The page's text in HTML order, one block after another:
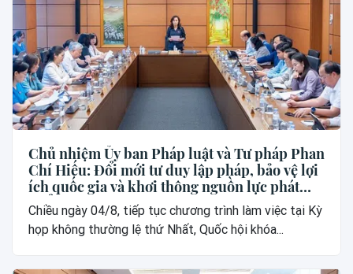
Chủ nhiệm Ủy ban Pháp luật và Tư pháp Phan
Chí Hiếu: Đổi mới tư duy lập pháp, bảo vệ lợi
ích quốc gia và khơi thông nguồn lực phát
triển
Chiều ngày 04/8, tiếp tục chương trình làm việc tại Kỳ
họp không thường lệ thứ Nhất, Quốc hội khóa...